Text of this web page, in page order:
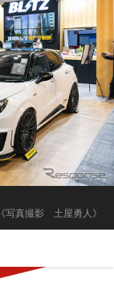
《写真撮影 土屋勇人》